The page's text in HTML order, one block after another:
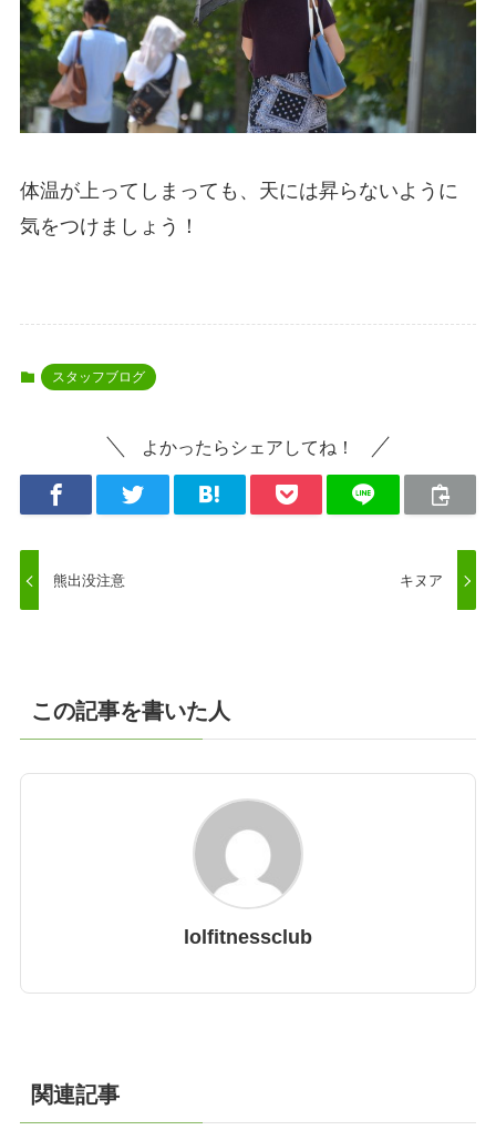
体温が上ってしまっても、天には昇らないように
気をつけましょう！
スタッフブログ
よかったらシェアしてね！
熊出没注意 キヌア
この記事を書いた人
lolfitnessclub
関連記事